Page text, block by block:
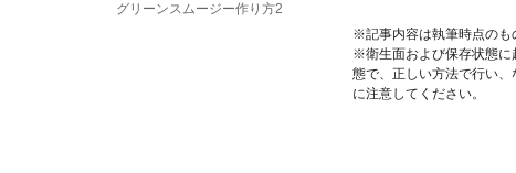
グリーンスムージー作り方2
※記事内容は執筆時点のも
※衛生面および保存状態に
態で、正しい方法で行い
に注意してください。